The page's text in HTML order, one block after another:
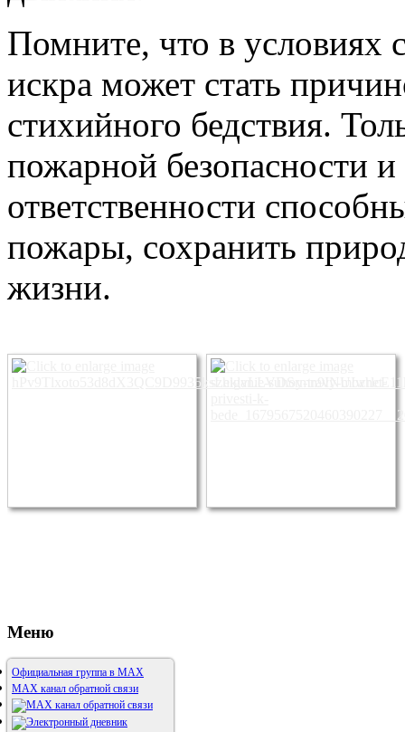
Помните, что в условиях
искра может стать
стихийного бедствия.
пожарной безопасности
ответственности
пожары, сохранить
жизни.
Меню
Официальная группа в МАХ
MAX канал обратной связи